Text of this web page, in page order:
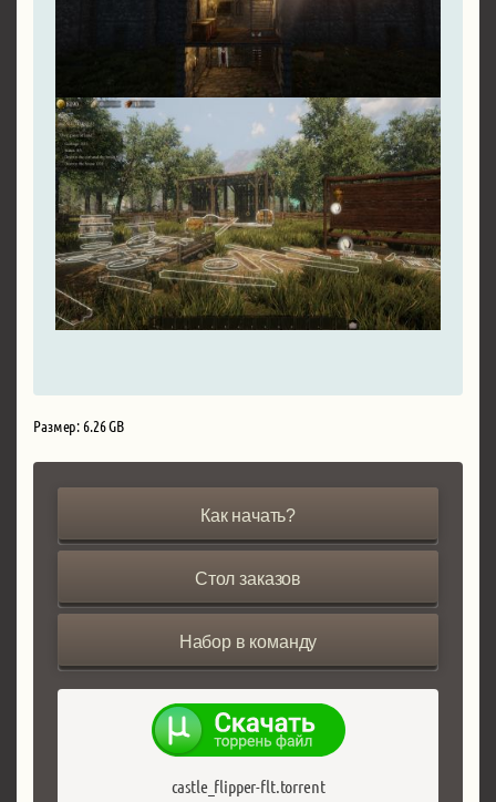
Размер: 6.26 GB
Как начать?
Стол заказов
Набор в команду
castle_flipper-flt.torrent